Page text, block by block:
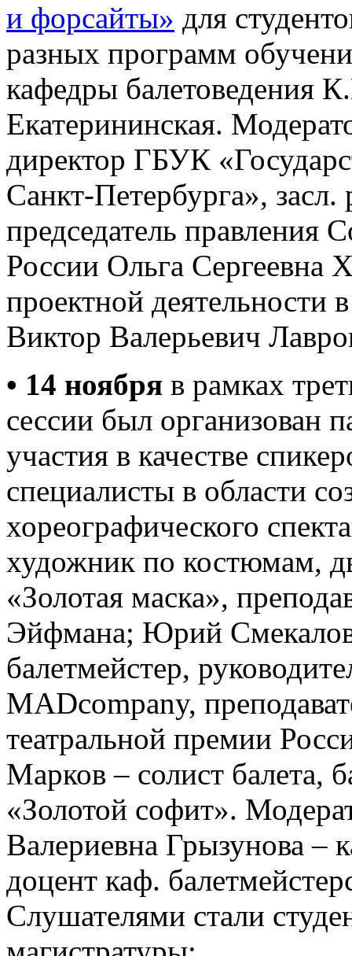
и форсайты» для
разных программ
кафедры балетоведения
Екатерининская.
директор ГБУК
Санкт-Петербурга»,
председатель правления
России Ольга Сергеевна
проектной
Виктор Валерьевич
• 14 ноября в рамках
сессии был организован
участия в качестве
специалисты в области
хореографического
художник по костюмам,
«Золотая маска»,
Эйфмана; Юрий Смекалов
балетмейстер,
MADcompany,
театральной премии
Марков – солист балета,
«Золотой софит».
Валериевна Грызунова –
доцент каф.
Слушателями стали